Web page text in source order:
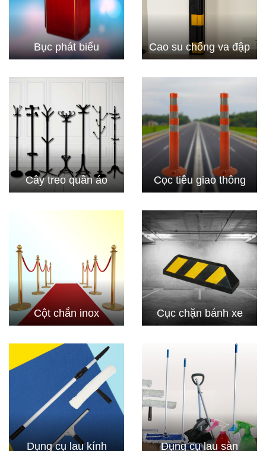
Bục phát biểu Cao su chống va đập
Cây treo quần áo Cọc tiêu giao thông
Cột chắn inox Cục chặn bánh xe
Dụng cụ lau kính Dụng cụ lau sàn